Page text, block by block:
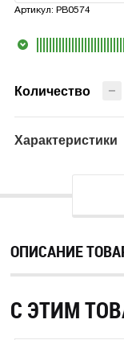
Артикул:PB0574
Количество −
Характеристики
ОПИСАНИЕ
С ЭТИМ